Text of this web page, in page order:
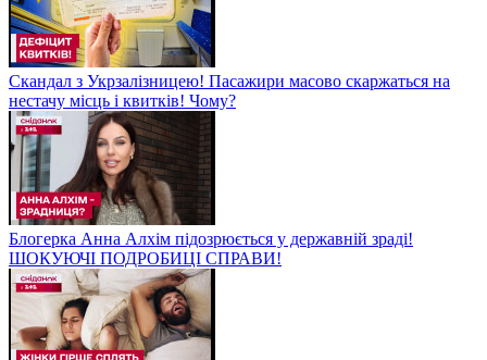
Скандал з Укрзалізницею! Пасажири масово скаржаться на
нестачу місць і квитків! Чому?
Блогерка Анна Алхім підозрюється у державній зраді!
ШОКУЮЧІ ПОДРОБИЦІ СПРАВИ!